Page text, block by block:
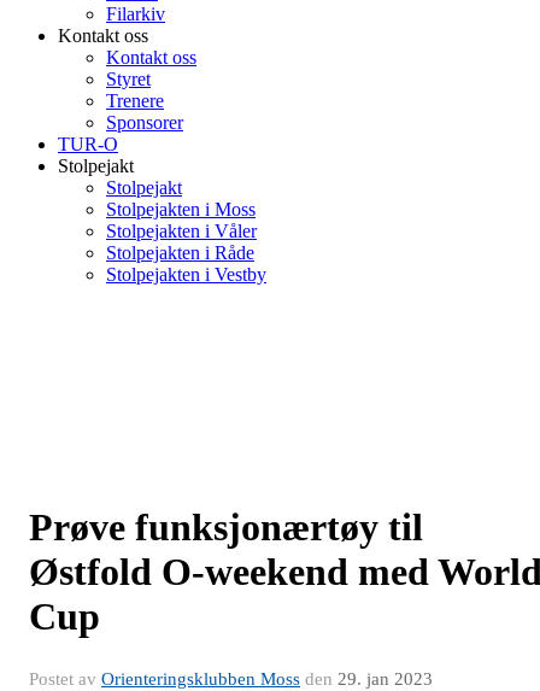
Filarkiv
Kontakt oss
Kontakt oss
Styret
Trenere
Sponsorer
TUR-O
Stolpejakt
Stolpejakt
Stolpejakten i Moss
Stolpejakten i Våler
Stolpejakten i Råde
Stolpejakten i Vestby
Prøve funksjonærtøy til
Østfold O-weekend med
Cup
Postet av Orienteringsklubben Moss den 29. jan 2023